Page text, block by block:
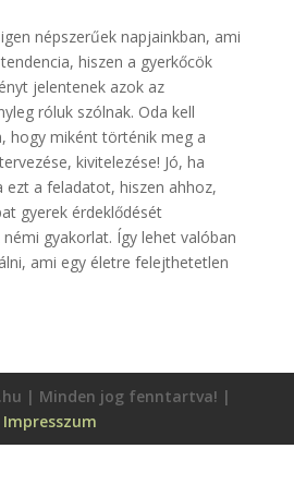
népszerűek napjainkban, ami
hiszen a gyerkőcök
jelentenek azok az
róluk szólnak. Oda kell
hogy miként történik meg a
kivitelezése! Jó, ha
ezt a feladatot, hiszen ahhoz,
gyerek érdeklődését
gyakorlat. Így lehet valóban
ami egy életre felejthetetlen
| Minden jog fenntartva! |
Impresszum